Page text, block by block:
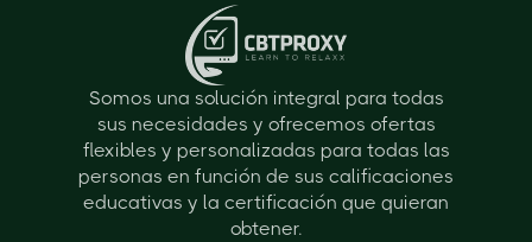
Somos una solución integral para todas
sus necesidades y ofrecemos ofertas
flexibles y personalizadas para todas las
personas en función de sus calificaciones
educativas y la certificación que quieran
obtener.